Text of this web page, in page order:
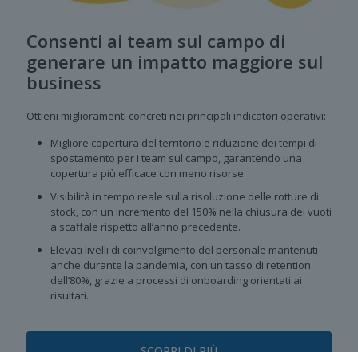
Consenti ai team sul campo di
generare un impatto maggiore sul
business
Ottieni miglioramenti concreti nei principali indicatori operativi:
Migliore copertura del territorio e riduzione dei tempi di
spostamento per i team sul campo, garantendo una
copertura più efficace con meno risorse.
Visibilità in tempo reale sulla risoluzione delle rotture di
stock, con un incremento del 150% nella chiusura dei vuoti
a scaffale rispetto all’anno precedente.
Elevati livelli di coinvolgimento del personale mantenuti
anche durante la pandemia, con un tasso di retention
dell’80%, grazie a processi di onboarding orientati ai
risultati.